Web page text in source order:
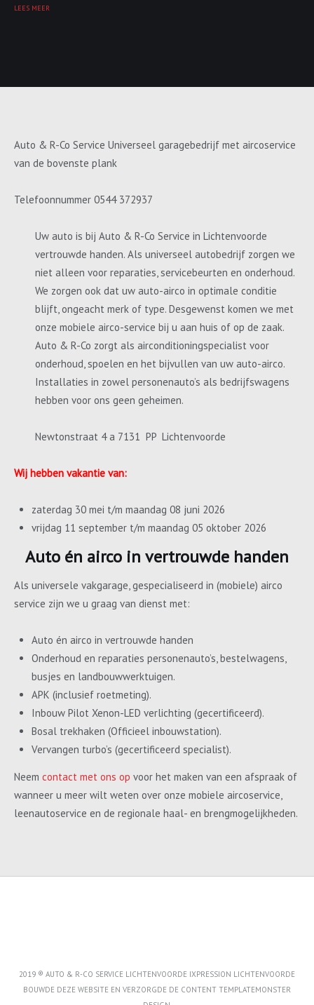
LEES MEER
Auto & R-Co Service Universeel garagebedrijf met aircoservice
van de bovenste plank
Telefoonnummer 0544 372937
Uw auto is bij Auto & R-Co Service in Lichtenvoorde
vertrouwde handen. Als universeel autobedrijf zorgen we
niet alleen voor reparaties, servicebeurten en onderhoud.
We zorgen ook dat uw auto-airco in optimale conditie
blijft, ongeacht merk of type. Desgewenst komen we met
onze mobiele airco-service bij u aan huis of op de zaak.
Auto & R-Co zorgt als airconditioningspecialist voor
onderhoud, spoelen en het bijvullen van uw auto-airco.
Installaties in zowel personenauto’s als bedrijfswagens
hebben voor ons geen geheimen.
Newtonstraat 4 a 7131 PP Lichtenvoorde
Wij hebben vakantie van:
zaterdag 30 mei t/m maandag 08 juni 2026
vrijdag 11 september t/m maandag 05 oktober 2026
Auto én airco in vertrouwde handen
Als universele vakgarage, gespecialiseerd in (mobiele) airco
service zijn we u graag van dienst met:
Auto én airco in vertrouwde handen
Onderhoud en reparaties personenauto’s, bestelwagens,
busjes en landbouwwerktuigen.
APK (inclusief roetmeting).
Inbouw Pilot Xenon-LED verlichting (gecertificeerd).
Bosal trekhaken (Officieel inbouwstation).
Vervangen turbo’s (gecertificeerd specialist).
Neem contact met ons op voor het maken van een afspraak of
wanneer u meer wilt weten over onze mobiele aircoservice,
leenautoservice en de regionale haal- en brengmogelijkheden.
2019 ® AUTO & R-CO SERVICE LICHTENVOORDE IXPRESSION LICHTENVOORDE
BOUWDE DEZE WEBSITE EN VERZORGDE DE CONTENT TEMPLATEMONSTER